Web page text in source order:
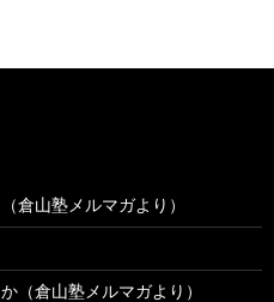
倉山塾メルマガより）
（倉山塾メルマガより）